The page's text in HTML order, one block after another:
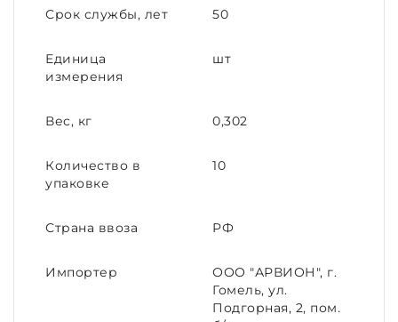
Срок службы, лет 50
Единица
измерения
шт
Вес, кг 0,302
Количество в
упаковке
10
Страна ввоза РФ
Импортер
ООО "АРВИОН", г.
Гомель, ул.
Подгорная, 2, пом.